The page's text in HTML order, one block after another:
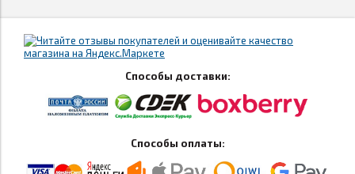
Способы доставки:
Способы оплаты: